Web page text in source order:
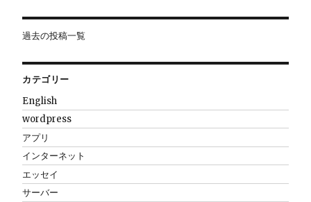
過去の投稿一覧
カテゴリー
English
wordpress
アプリ
インターネット
エッセイ
サーバー